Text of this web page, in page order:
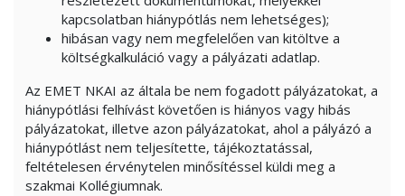
kapcsolatban hiánypótlás nem lehetséges);
hibásan vagy nem megfelelően van kitöltve a
költségkalkuláció vagy a pályázati adatlap.
Az EMET NKAI az általa be nem fogadott pályázatokat, a
hiánypótlási felhívást követően is hiányos vagy hibás
pályázatokat, illetve azon pályázatokat, ahol a pályázó a
hiánypótlást nem teljesítette, tájékoztatással,
feltételesen érvénytelen minősítéssel küldi meg a
szakmai Kollégiumnak.